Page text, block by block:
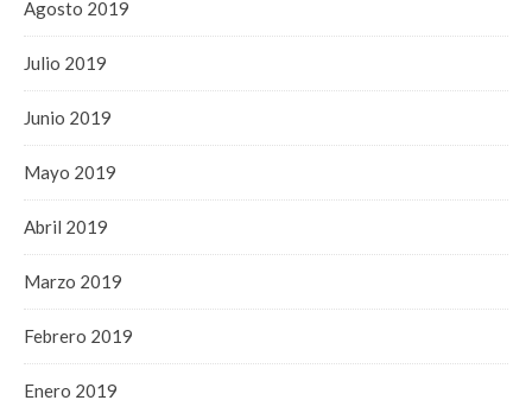
Agosto 2019
Julio 2019
Junio 2019
Mayo 2019
Abril 2019
Marzo 2019
Febrero 2019
Enero 2019